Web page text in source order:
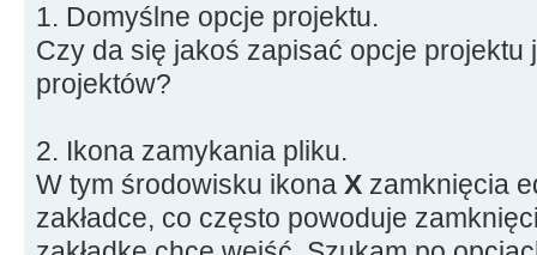
1. Domyślne opcje projektu.
Czy da się jakoś zapisać opcje
projektów?
2. Ikona zamykania pliku.
W tym środowisku ikona X zamknięcia
zakładce, co często powoduje